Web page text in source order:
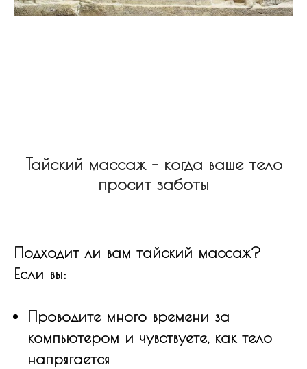
Тайский массаж – когда ваше тело
просит заботы
Подходит ли вам тайский массаж?
Если вы:
Проводите много времени за
компьютером и чувствуете, как тело
напрягается